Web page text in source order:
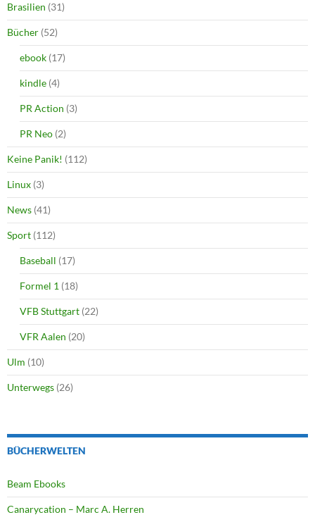
Brasilien (31)
Bücher (52)
ebook (17)
kindle (4)
PR Action (3)
PR Neo (2)
Keine Panik! (112)
Linux (3)
News (41)
Sport (112)
Baseball (17)
Formel 1 (18)
VFB Stuttgart (22)
VFR Aalen (20)
Ulm (10)
Unterwegs (26)
BÜCHERWELTEN
Beam Ebooks
Canarycation – Marc A. Herren